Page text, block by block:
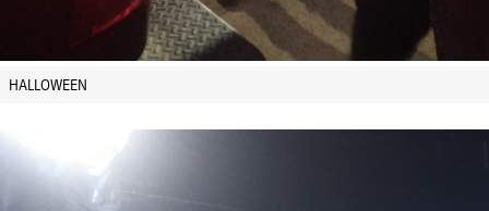
HALLOWEEN